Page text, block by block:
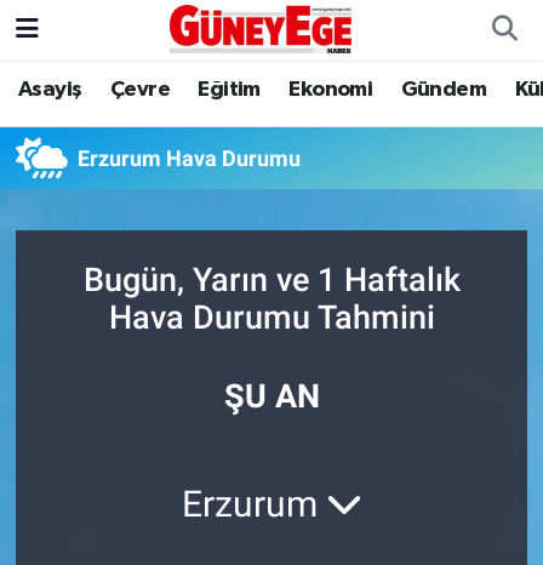
Asayiş Çevre Eğitim Ekonomi Gündem
Erzurum Hava Durumu
Bugün, Yarın ve 1 Haftalık
Hava Durumu Tahmini
ŞU AN
Erzurum
Asayiş
Çevre
Ekonomi
İstanbul Hava Durumu
İstanbul Trafik Yoğunluk Haritası
Tüm Manşetler